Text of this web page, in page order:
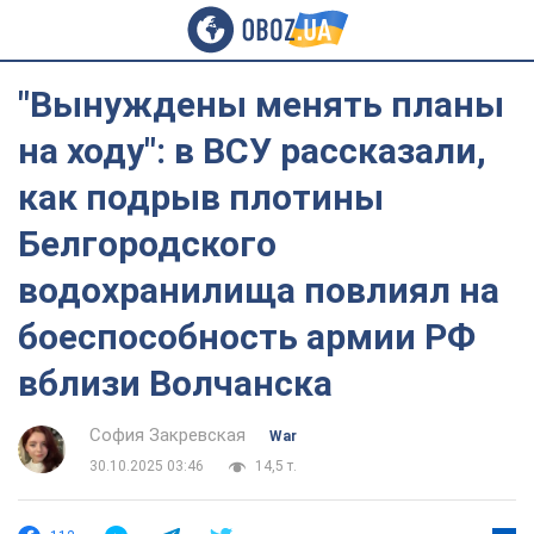
"Вынуждены менять планы
на ходу": в ВСУ рассказали,
как подрыв плотины
Белгородского
водохранилища повлиял на
боеспособность армии РФ
вблизи Волчанска
София Закревская
War
30.10.2025 03:46
14,5 т.